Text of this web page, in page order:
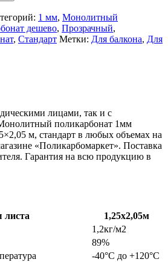
1 мм, Монолитный
дешево, Прозрачный,
, Стандарт Метки: Для балкона, Для
лицами, так и с
поликарбонат 1мм
м, стандарт в любых объемах на
«Поликарбомаркет». Поставка
Гарантия на всю продукцию в
листа
1,25х2,05м
1,2кг/м2
89%
-40°С до +120°С